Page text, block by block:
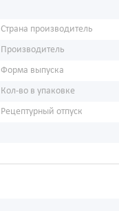
Страна производитель
Производитель
Форма выпуска
Кол-во в упаковке
Рецептурный отпуск